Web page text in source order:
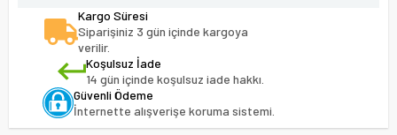
Kargo Süresi
Siparişiniz 3 gün içinde kargoya
verilir.
Koşulsuz İade
14 gün içinde koşulsuz iade hakkı.
Güvenli Ödeme
İnternette alışverişe koruma sistemi.